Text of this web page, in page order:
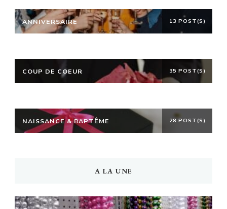
ANNIVERSAIRE 13 POST(S)
COUP DE COEUR 35 POST(S)
NAISSANCE & BAPTÊME 28 POST(S)
A LA UNE